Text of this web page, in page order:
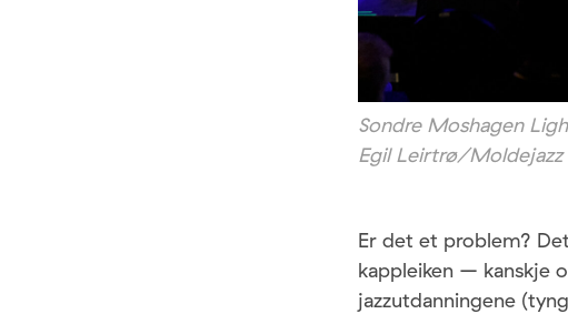
Sondre Moshagen
Egil Leirtrø/Moldejazz
Er det et problem?
kappleiken – kanskje
jazzutdanningene